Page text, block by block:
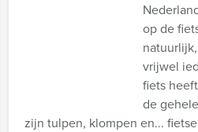
op de
vrijwel
fiets
de
zijn tulpen, klompen en...